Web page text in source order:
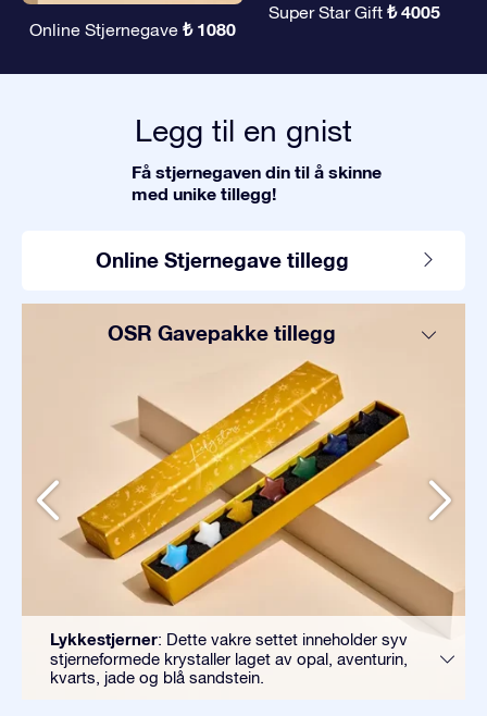
Online Stjernegave ₺ 1080
Super Star Gift ₺ 4005
Legg til en gnist
Få stjernegaven din til å skinne
med unike tillegg!
Online Stjernegave tillegg
OSR Gavepakke tillegg
Lykkestjerner: Dette vakre settet inneholder syv
stjerneformede krystaller laget av opal, aventurin,
kvarts, jade og blå sandstein.